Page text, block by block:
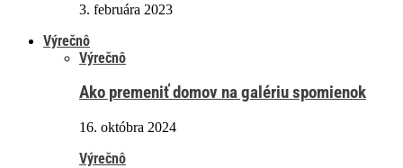
3. februára 2023
Výrečnô
Výrečnô
Ako premeniť domov na galériu spomienok
16. októbra 2024
Výrečnô